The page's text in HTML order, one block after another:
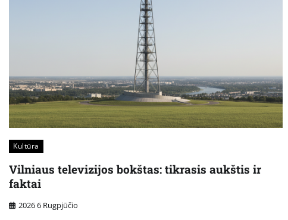
Kultūra
Vilniaus televizijos bokštas: tikrasis aukštis ir
faktai
2026 6 Rugpjūčio